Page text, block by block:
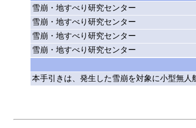
雪崩・地すべり研究センター
雪崩・地すべり研究センター
雪崩・地すべり研究センター
雪崩・地すべり研究センター
本手引きは、発生した雪崩を対象に小型無人